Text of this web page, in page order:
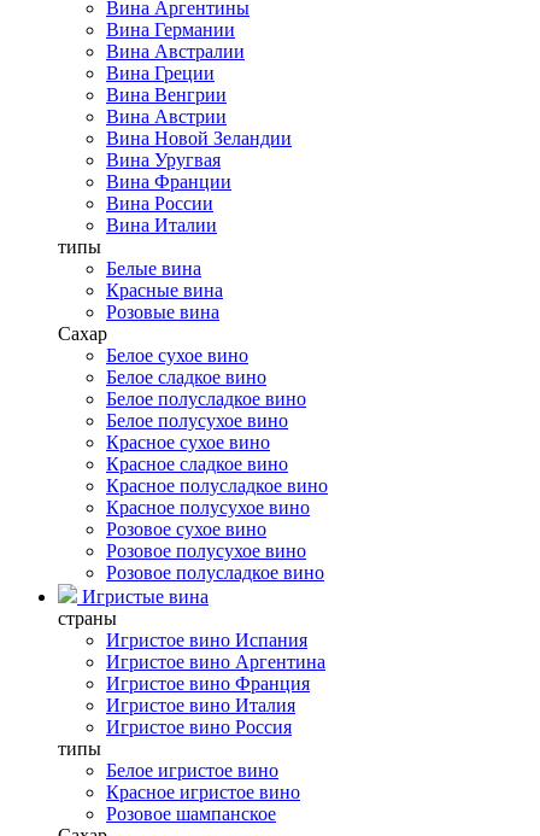
Вина Аргентины
Вина Германии
Вина Австралии
Вина Греции
Вина Венгрии
Вина Австрии
Вина Новой Зеландии
Вина Уругвая
Вина Франции
Вина России
Вина Италии
типы
Белые вина
Красные вина
Розовые вина
Сахар
Белое сухое вино
Белое сладкое вино
Белое полусладкое вино
Белое полусухое вино
Красное сухое вино
Красное сладкое вино
Красное полусладкое вино
Красное полусухое вино
Розовое сухое вино
Розовое полусухое вино
Розовое полусладкое вино
Игристые вина
страны
Игристое вино Испания
Игристое вино Аргентина
Игристое вино Франция
Игристое вино Италия
Игристое вино Россия
типы
Белое игристое вино
Красное игристое вино
Розовое шампанское